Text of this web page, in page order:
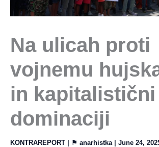
Na ulicah proti
vojnemu
in kapitalistični
dominaciji
KONTRAREPORT | ⚑ anarhistka June 24,